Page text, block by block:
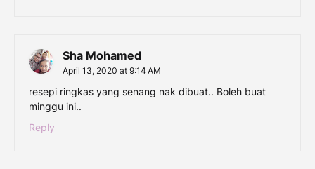
Sha Mohamed
April 13, 2020 at 9:14 AM
resepi ringkas yang senang nak dibuat.. Boleh buat
minggu ini..
Reply